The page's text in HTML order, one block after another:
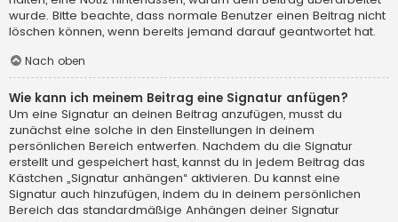
wurde. Bitte beachte, dass normale Benutzer einen Beitrag nicht
löschen können, wenn bereits jemand darauf geantwortet hat.
Nach oben
Wie kann ich meinem Beitrag eine Signatur anfügen?
Um eine Signatur an deinen Beitrag anzufügen, musst du
zunächst eine solche in den Einstellungen in deinem
persönlichen Bereich entwerfen. Nachdem du die Signatur
erstellt und gespeichert hast, kannst du in jedem Beitrag das
Kästchen „Signatur anhängen“ aktivieren. Du kannst eine
Signatur auch hinzufügen, indem du in deinem persönlichen
Bereich das standardmäßige Anhängen deiner Signatur